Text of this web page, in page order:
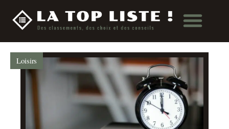
Loisirs